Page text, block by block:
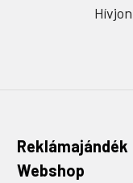
Reklámajándék
Webshop